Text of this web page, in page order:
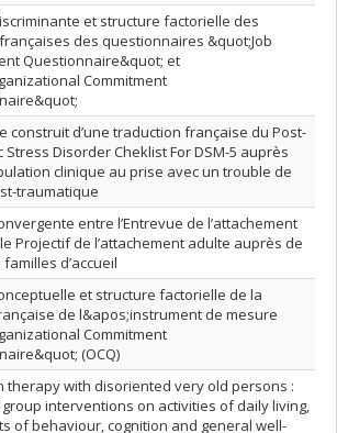
et structure factorielle des
des questionnaires &quot;Job
Questionnaire&quot; et
Commitment
construit d’une traduction française du Post-
Stress Disorder Cheklist For DSM-5 auprès
clinique au prise avec un trouble de
traumatique
entre l’Entrevue de l’attachement
Projectif de l’attachement adulte auprès de
d’accueil
et structure factorielle de la
de l&apos;instrument de mesure
Commitment
(OCQ)
therapy with disoriented very old persons :
interventions on activities of daily living,
of behaviour, cognition and general well-